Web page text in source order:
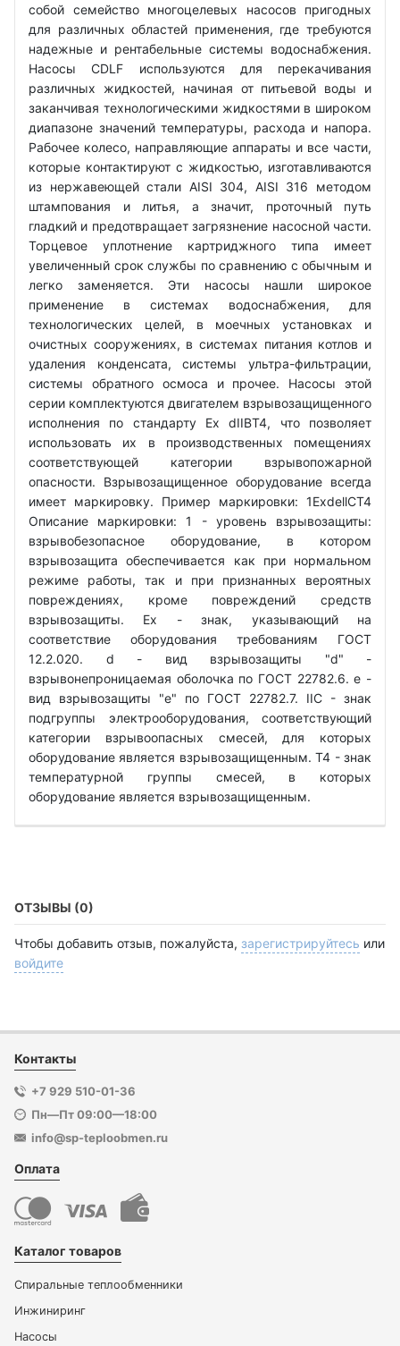
собой семейство многоцелевых насосов пригодных
для различных областей применения, где требуются
надежные и рентабельные системы водоснабжения.
Насосы CDLF используются для перекачивания
различных жидкостей, начиная от питьевой воды и
заканчивая технологическими жидкостями в широком
диапазоне значений температуры, расхода и напора.
Рабочее колесо, направляющие аппараты и все части,
которые контактируют с жидкостью, изготавливаются
из нержавеющей стали AISI 304, AISI 316 методом
штампования и литья, а значит, проточный путь
гладкий и предотвращает загрязнение насосной части.
Торцевое уплотнение картриджного типа имеет
увеличенный срок службы по сравнению с обычным и
легко заменяется. Эти насосы нашли широкое
применение в системах водоснабжения, для
технологических целей, в моечных установках и
очистных сооружениях, в системах питания котлов и
удаления конденсата, системы ультра-фильтрации,
системы обратного осмоса и прочее. Насосы этой
серии комплектуются двигателем взрывозащищенного
исполнения по стандарту Ex dIIBT4, что позволяет
использовать их в производственных помещениях
соответствующей категории взрывопожарной
опасности. Взрывозащищенное оборудование всегда
имеет маркировку. Пример маркировки: 1ExdellCT4
Описание маркировки: 1 - уровень взрывозащиты:
взрывобезопасное оборудование, в котором
взрывозащита обеспечивается как при нормальном
режиме работы, так и при признанных вероятных
повреждениях, кроме повреждений средств
взрывозащиты. Ех - знак, указывающий на
соответствие оборудования требованиям ГОСТ
12.2.020. d - вид взрывозащиты "d" -
взрывонепроницаемая оболочка по ГОСТ 22782.6. е -
вид взрывозащиты "е" по ГОСТ 22782.7. IIС - знак
подгруппы электрооборудования, соответствующий
категории взрывоопасных смесей, для которых
оборудование является взрывозащищенным. Т4 - знак
температурной группы смесей, в которых
оборудование является взрывозащищенным.
ОТЗЫВЫ (0)
Чтобы добавить отзыв, пожалуйста, зарегистрируйтесь или
войдите
Контакты
+7 929 510-01-36
Пн—Пт 09:00—18:00
info@sp-teploobmen.ru
Оплата
Каталог товаров
Спиральные теплообменники
Инжиниринг
Насосы